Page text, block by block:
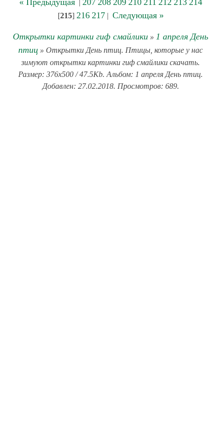
« Предыдущая| 207 208 209 210 211 212 213 214
[215] 216 217| Следующая »
Открытки картинки гиф смайлики » 1 апреля День
птиц » Открытки День птиц. Птицы, которые у нас
зимуют открытки картинки гиф смайлики скачать.
Размер: 376x500 / 47.5Kb. Альбом: 1 апреля День птиц.
Добавлен: 27.02.2018. Просмотров: 689.